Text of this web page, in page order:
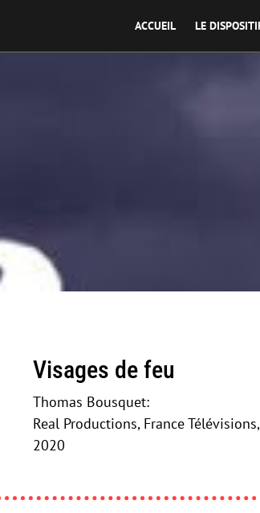
ACCUEIL LE
Visages de feu
Thomas Bousquet:
Real Productions, France
2020